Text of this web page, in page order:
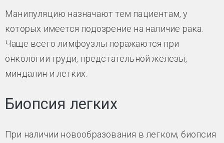
Манипуляцию назначают тем пациентам, у
которых имеется подозрение на наличие рака.
Чаще всего лимфоузлы поражаются при
онкологии груди, предстательной железы,
миндалин и легких.
Биопсия легких
При наличии новообразования в легком, биопсия